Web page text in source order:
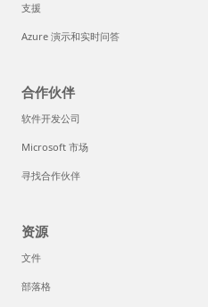
支援
Azure 演示和实时问答
合作伙伴
软件开发公司
Microsoft 市场
寻找合作伙伴
资源
文件
部落格